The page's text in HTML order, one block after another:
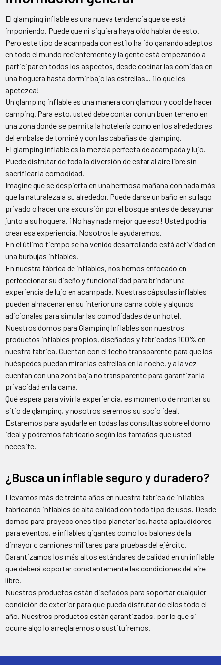
El glamping inflable es una nueva tendencia que se está
imponiendo. Puede que ni siquiera haya oído hablar de esto.
Pero este tipo de acampada con estilo ha ido ganando adeptos
en todo el mundo recientemente y la gente está empezando a
participar en todos los aspectos, desde cocinar las comidas en
una hoguera hasta dormir bajo las estrellas... ¡lo que les
apetezca!
Un glamping inflable es una manera con glamour y cool de hacer
camping. Para esto, usted debe contar con un buen terreno en
una zona donde se permita la hotelería como en los alrededores
del embalse de tominé y con las cabañas del glamping.
El glamping inflable es la mezcla perfecta de acampada y lujo.
Puede disfrutar de toda la diversión de estar al aire libre sin
sacrificar la comodidad.
Imagine que se despierta en una hermosa mañana con nada más
que la naturaleza a su alrededor. Puede darse un baño en su lago
privado o hacer una excursión por el bosque antes de desayunar
junto a su hoguera. ¡No hay nada mejor que eso! Usted podría
crear esa experiencia. Nosotros le ayudaremos.
En el útlimo tiempo se ha venido desarrollando está actividad en
una burbujas inflables.
En nuestra fábrica de inflables, nos hemos enfocado en
perfeccionar su diseño y funcionalidad para brindar una
experiencia de lujo en acampada. Nuestras cápsulas inflables
pueden almacenar en su interior una cama doble y algunos
adicionales para simular las comodidades de un hotel.
Nuestros domos para Glamping Inflables son nuestros
productos inflables propios, diseñados y fabricados 100% en
nuestra fábrica. Cuentan con el techo transparente para que los
huéspedes puedan mirar las estrellas en la noche, y a la vez
cuentan con una zona baja no transparente para garantizar la
privacidad en la cama.
Qué espera para vivir la experiencia, es momento de montar su
sitio de glamping, y nosotros seremos su socio ideal.
Estaremos para ayudarle en todas las consultas sobre el domo
ideal y podremos fabricarlo según los tamaños que usted
necesite.
¿Busca un inflable seguro y duradero?
Llevamos más de treinta años en nuestra fábrica de inflables
fabricando inflables de alta calidad con todo tipo de usos. Desde
domos para proyecciones tipo planetarios, hasta aplaudidores
para eventos, e inflables gigantes como los balones de la
dimayor o camiones militares para pruebas del ejército.
Garantizamos los más altos estándares de calidad en un inflable
que deberá soportar constantemente las condiciones del aire
libre.
Nuestros productos están diseñados para soportar cualquier
condición de exterior para que pueda disfrutar de ellos todo el
año. Nuestros productos están garantizados, por lo que si
ocurre algo lo arreglaremos o sustituiremos.